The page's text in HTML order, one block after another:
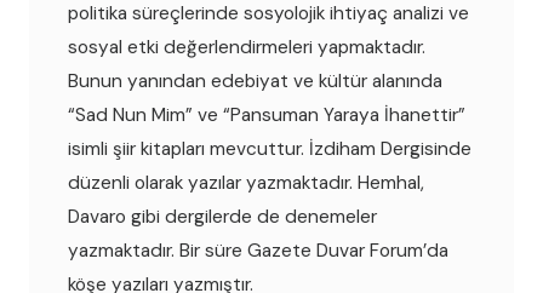
politika süreçlerinde sosyolojik ihtiyaç analizi ve
sosyal etki değerlendirmeleri yapmaktadır.
Bunun yanından edebiyat ve kültür alanında
“Sad Nun Mim” ve “Pansuman Yaraya İhanettir”
isimli şiir kitapları mevcuttur. İzdiham Dergisinde
düzenli olarak yazılar yazmaktadır. Hemhal,
Davaro gibi dergilerde de denemeler
yazmaktadır. Bir süre Gazete Duvar Forum’da
köşe yazıları yazmıştır.